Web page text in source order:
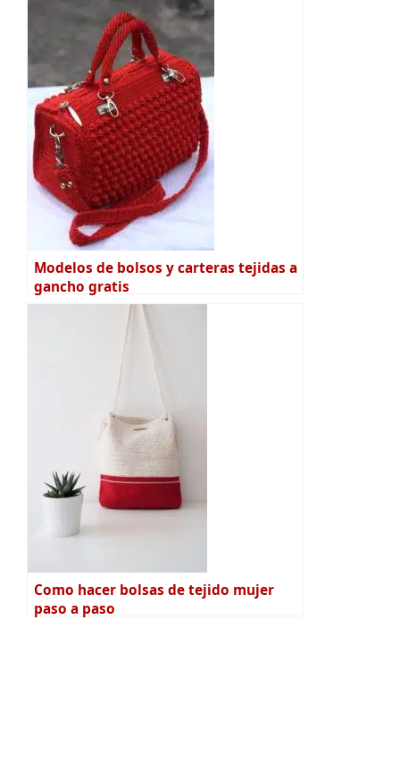
Modelos de bolsos y carteras tejidas a
gancho gratis
Como hacer bolsas de tejido mujer
paso a paso